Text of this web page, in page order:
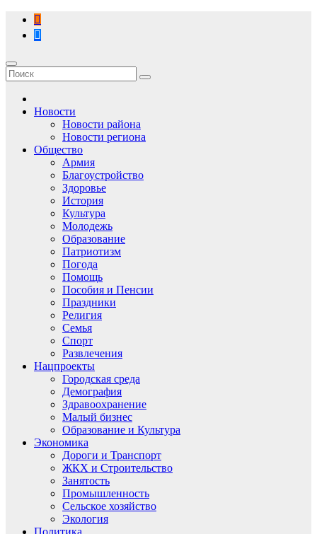
Перейти
содержимому
Новости
Новости района
Новости региона
Общество
Армия
Благоустройство
Здоровье
История
Культура
Молодежь
Образование
Патриотизм
Погода
Помощь
Пособия и Пенсии
Праздники
Религия
Семья
Спорт
Развлечения
Нацпроекты
Городская среда
Демография
Здравоохранение
Малый бизнес
Образование и Культура
Экономика
Дороги и Транспорт
ЖКХ и Строительство
Занятость
Промышленность
Сельское хозяйство
Экология
Политика